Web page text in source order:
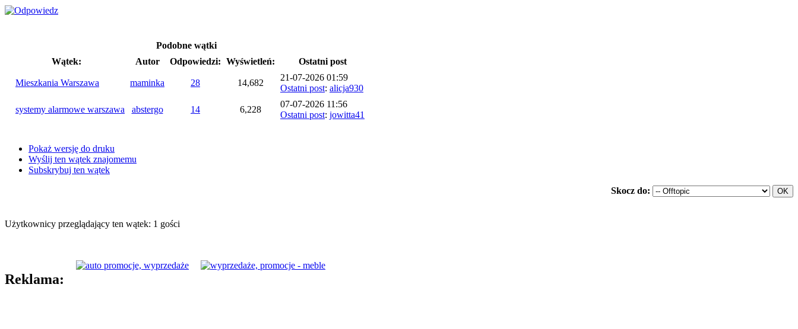
Podobne wątki
Wątek:
Autor Odpowiedzi: Wyświetleń: Ostatni post
Mieszkania Warszawa maminka 28 14,682
21-07-2026 01:59
Ostatni post: alicja930
systemy alarmowe warszawa abstergo 14 6,228
07-07-2026 11:56
Ostatni post: jowitta41
Pokaż wersję do druku
Wyślij ten wątek znajomemu
Subskrybuj ten wątek
Skocz do:
Użytkownicy przeglądający ten wątek: 1 gości
Reklama: